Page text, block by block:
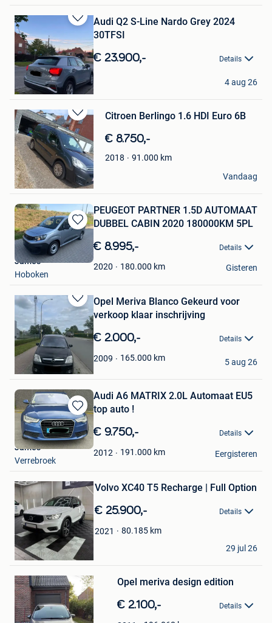
Bewaren
in
Mijn
Favorieten
Audi Q2 S-Line Nardo Grey 2024
30TFSI
€ 23.900,- Details
James
Kortrijk
4 aug 26
Bewaren
in
Mijn
Favorieten
Citroen Berlingo 1.6 HDI Euro 6B
€ 8.750,-
2018 91.000 km
James
Putte
Vandaag
Bewaren
in
Mijn
Favorieten
PEUGEOT PARTNER 1.5D AUTOMAAT
DUBBEL CABIN 2020 180000KM 5PL
€ 8.995,- Details
2020 180.000 km
James
Hoboken
Gisteren
Bewaren
in
Mijn
Favorieten
Opel Meriva Blanco Gekeurd voor
verkoop klaar inschrijving
€ 2.000,- Details
2009 165.000 km
james
Roeselare
5 aug 26
Bewaren
in
Mijn
Favorieten
Audi A6 MATRIX 2.0L Automaat EU5
top auto !
€ 9.750,- Details
2012 191.000 km
James
Verrebroek
Eergisteren
Mijn
Favorieten
Volvo XC40 T5 Recharge | Full Option
€ 25.900,- Details
2021 80.185 km
James
Heusden
29 jul 26
Bewaren
in
Mijn
Favorieten
Opel meriva design edition
€ 2.100,- Details